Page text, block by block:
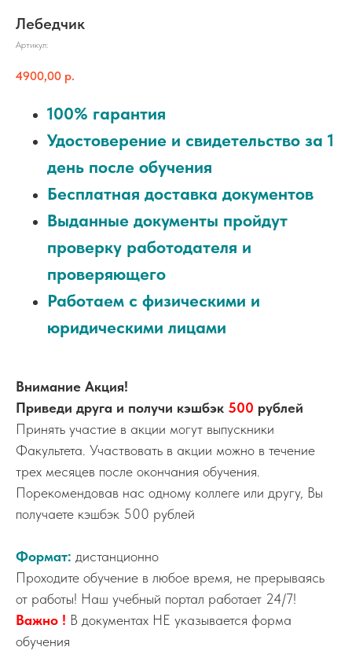
Лебедчик
Артикул:
4900,00 р.
100% гарантия
Удостоверение и свидетельство за 1
день после обучения
Бесплатная доставка документов
Выданные документы пройдут
проверку работодателя и
проверяющего
Работаем с физическими и
юридическими лицами
Внимание Акция!
Приведи друга и получи кэшбэк 500 рублей
Принять участие в акции могут выпускники
Факультета. Участвовать в акции можно в течение
трех месяцев после окончания обучения.
Порекомендовав нас одному коллеге или другу, Вы
получаете кэшбэк 500 рублей
Формат: дистанционно
Проходите обучение в любое время, не прерываясь
от работы! Наш учебный портал работает 24/7!
Важно ! В документах НЕ указывается форма
обучения